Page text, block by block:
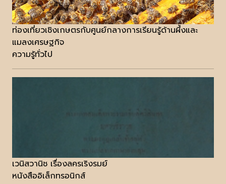
ท่องเที่ยวเชิงเกษตรกับศูนย์กลางการเรียนรู้ด้านผึ้งและ
แมลงเศรษฐกิจ
ความรู้ทั่วไป
เวนิสวานิช เรื่องลครเริงรมย์
หนังสืออิเล็กทรอนิกส์